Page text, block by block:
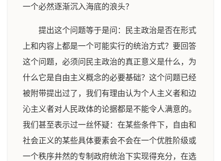
一个必然逐渐沉入海底的浪头？
提出这个问题等于是问：民主政治是否在形式
上和内容上都是一个可能实行的统治方式？要回答
这个问题，必须问民主政治的真正意义是什么，为
什么它是自由主义概念的必要基础？这个问题已经
被附带提出过了，我们有理由认为个人主义者和边
沁主义者对人民政体的论据都是不能令人满意的。
我们甚至表示过一丝怀疑：在某些条件下，自由和
社会正义的某些具体要素会不会在一个优胜阶级或
一个秩序井然的专制政府统治下实现得充分，在选